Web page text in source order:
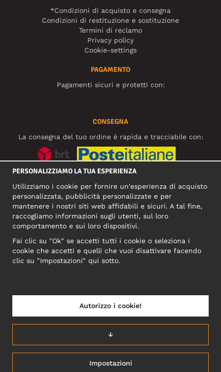
*Condizioni di acquisto e consegna
Condizioni di restituzione e sostituzione
Termini di reclamo
Privacy policy
Cookie-settings
PAGAMENTO
Pagamenti sicuri e protetti con:
CONSEGNA
La consegna del tuo ordine è rapida e tracciabile con:
INDIRIZZO COMMERCIALE
Narva mnt 5, EE-10117 Tallinn
Reg: 12356245
ITALIA/ITALIANO
PERSONALIZZIAMO LA TUA ESPERIENZA
Utilizziamo i cookie per fornire un'esperienza di acquisto
personalizzata, pubblicità personalizzate e per
mantenere i nostri siti web affidabili e sicuri. A tal fine,
raccogliamo informazioni sugli utenti, sul loro
comportamento e sui loro dispositivi.
Fai clic su "Ok" se accetti tutti i cookie o seleziona i
cookie che accetti e quelli che vuoi disattivare facendo
clic su "Impostazioni" qui sotto.
Impostazioni
↓
Autorizzo i cookie!